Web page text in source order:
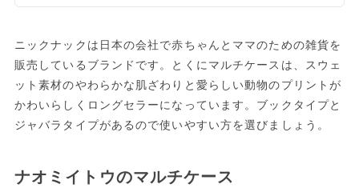
ニックナックは日本の会社で赤ちゃんとママのための雑貨を
販売しているブランドです。とくにマルチケースは、スウェ
ット素材のやわらかな肌ざわりと愛らしい動物のプリントが
かわいらしくロングセラーになっています。ブックタイプと
ジャバラタイプがあるので使いやすい方を選びましょう。
ナオミイトウのマルチケース